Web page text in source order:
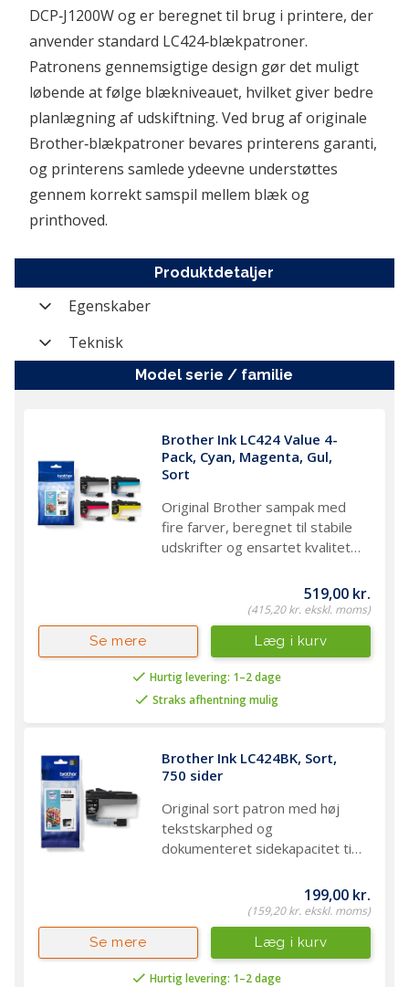
DCP‑J1200W og er beregnet til brug i printere, der
anvender standard LC424‑blækpatroner.
Patronens gennemsigtige design gør det muligt
løbende at følge blækniveauet, hvilket giver bedre
planlægning af udskiftning. Ved brug af originale
Brother‑blækpatroner bevares printerens garanti,
og printerens samlede ydeevne understøttes
gennem korrekt samspil mellem blæk og
printhoved.
Produktdetaljer
Egenskaber
Varenummer
Producent nummer
Vægt (brutto)
0,06 kg
Teknisk
Kompatibilitet
DCP-J1200W
model serie / familie
Brother Ink LC424 Value 4-
Pack, Cyan, Magenta, Gul,
Sort
Original Brother sampak med
fire farver, beregnet til stabile
udskrifter og ensartet kvalitet i
519,00 kr.
(415,20 kr. ekskl. moms)
Hurtig levering: 1–2 dage
Straks afhentning mulig
Læg i kurv
Se mere
Brother Ink LC424BK, Sort,
750 sider
Original sort patron med høj
tekstskarphed og
dokumenteret sidekapacitet til
199,00 kr.
(159,20 kr. ekskl. moms)
Hurtig levering: 1–2 dage
Læg i kurv
Se mere